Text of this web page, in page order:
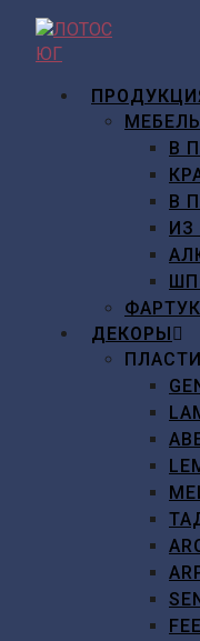
Перейти
содержимому
В
В
ИЗ
ДЕКОРЫ